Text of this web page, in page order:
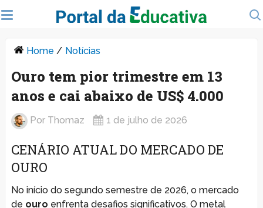
Home / Notícias
Ouro tem pior trimestre em 13
anos e cai abaixo de US$ 4.000
Por Thomaz 1 de julho de 2026
CENÁRIO ATUAL DO MERCADO DE
OURO
No início do segundo semestre de 2026, o mercado
de ouro enfrenta desafios significativos. O metal